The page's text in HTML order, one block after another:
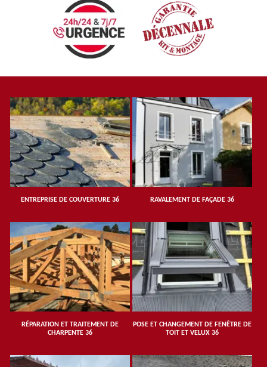
ENTREPRISE DE COUVERTURE 36 RAVALEMENT DE FAÇADE 36
RÉPARATION ET TRAITEMENT DE
CHARPENTE 36
POSE ET CHANGEMENT DE FENÊTRE DE
TOIT ET VELUX 36